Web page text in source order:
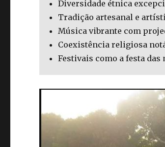
Diversidade étnica
Tradição artesanal e
Música vibrante com
Coexistência religiosa
Festivais como a festa das